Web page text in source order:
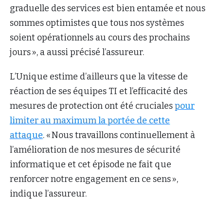
graduelle des services est bien entamée et nous
sommes optimistes que tous nos systèmes
soient opérationnels au cours des prochains
jours », a aussi précisé l’assureur.
L’Unique estime d’ailleurs que la vitesse de
réaction de ses équipes TI et l’efficacité des
mesures de protection ont été crucialespour
limiter au maximum la portée de cette
attaque. « Nous travaillons continuellement à
l’amélioration de nos mesures de sécurité
informatique et cet épisode ne fait que
renforcer notre engagement en ce sens »,
indique l’assureur.